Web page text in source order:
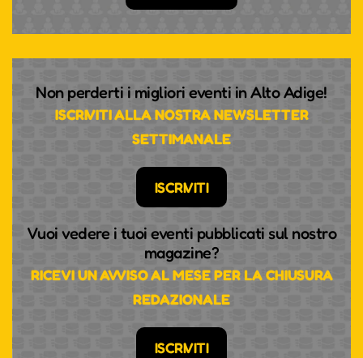
Non perderti i migliori eventi in Alto Adige!
ISCRIVITI ALLA NOSTRA NEWSLETTER
SETTIMANALE
ISCRIVITI
Vuoi vedere i tuoi eventi pubblicati sul nostro
magazine?
RICEVI UN AVVISO AL MESE PER LA CHIUSURA
REDAZIONALE
ISCRIVITI